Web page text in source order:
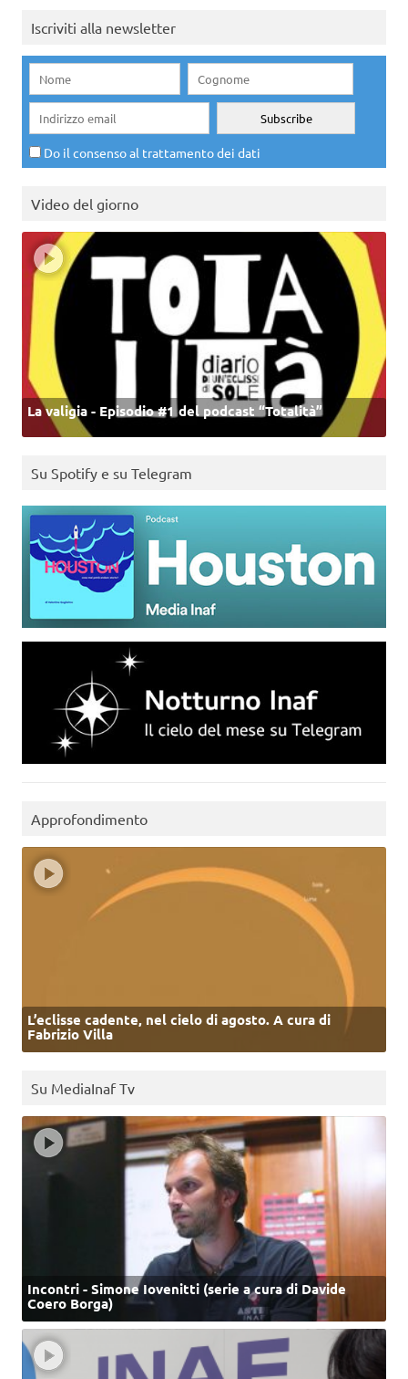
Iscriviti alla newsletter
Do il consenso al trattamento dei dati
Video del giorno
La valigia - Episodio #1 del podcast “Totalità”
Su Spotify e su Telegram
Approfondimento
L’eclisse cadente, nel cielo di agosto. A cura di
Fabrizio Villa
Su MediaInaf Tv
Incontri - Simone Iovenitti (serie a cura di Davide
Coero Borga)